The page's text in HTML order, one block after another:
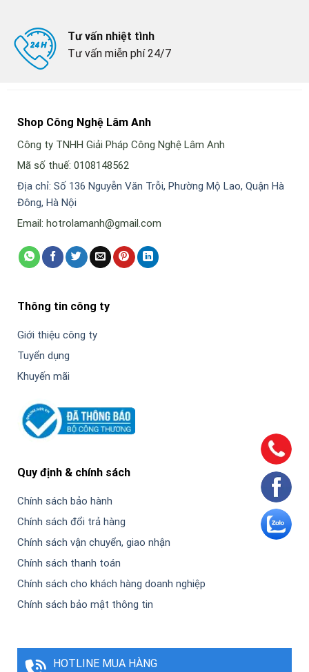
Tư vấn nhiệt tình
Tư vấn miễn phí 24/7
Shop Công Nghệ Lâm Anh
Công ty TNHH Giải Pháp Công Nghệ Lâm Anh
Mã số thuế: 0108148562
Địa chỉ: Số 136 Nguyễn Văn Trỗi, Phường Mộ Lao, Quận Hà
Đông, Hà Nội
Email: hotrolamanh@gmail.com
Thông tin công ty
Giới thiệu công ty
Tuyển dụng
Khuyến mãi
Quy định & chính sách
Chính sách bảo hành
Chính sách đổi trả hàng
Chính sách vận chuyển, giao nhận
Chính sách thanh toán
Chính sách cho khách hàng doanh nghiệp
Chính sách bảo mật thông tin
HOTLINE MUA HÀNG